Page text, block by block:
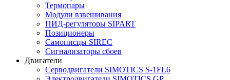
Термопары
Модули взвешивания
ПИД-регуляторы SIPART
Позиционеры
Самописцы SIREC
Сигнализаторы сбоев
Двигатели
Серводвигатели SIMOTICS S-1FL6